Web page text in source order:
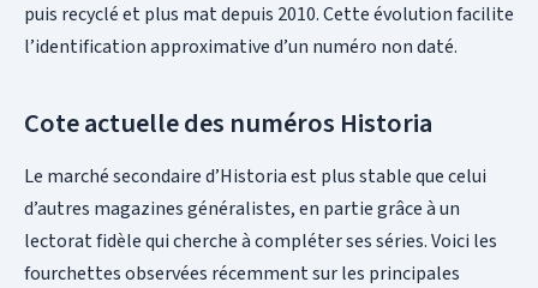
puis recyclé et plus mat depuis 2010. Cette évolution facilite
l’identification approximative d’un numéro non daté.
Cote actuelle des numéros Historia
Le marché secondaire d’Historia est plus stable que celui
d’autres magazines généralistes, en partie grâce à un
lectorat fidèle qui cherche à compléter ses séries. Voici les
fourchettes observées récemment sur les principales